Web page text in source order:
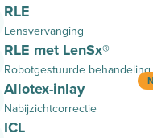
RLE
Lensvervanging
RLE met LenSx®
Robotgestuurde behandeling
Allotex-inlay
Nabijzichtcorrectie
ICL